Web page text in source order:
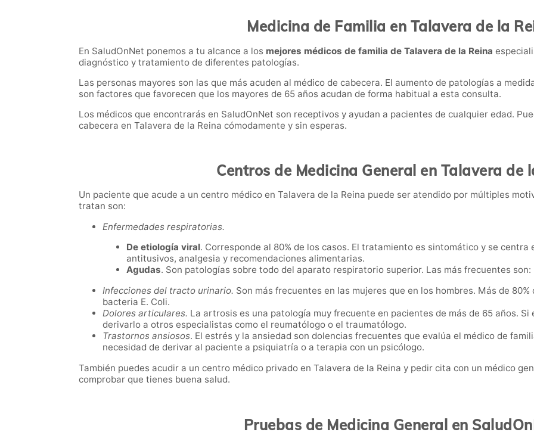
Medicina de Familia en Talavera de la
En SaludOnNet ponemos a tu alcance a los mejores médicos de familia de Talavera de la Reina
diagnóstico y tratamiento de diferentes patologías.
Las personas mayores son las que más acuden al médico de cabecera. El aumento de patologías a
son factores que favorecen que los mayores de 65 años acudan de forma habitual a esta consulta.
Los médicos que encontrarás en SaludOnNet son receptivos y ayudan a pacientes de cualquier edad.
cabecera en Talavera de la Reina cómodamente y sin esperas.
Centros de Medicina General en Talavera de
Un paciente que acude a un centro médico en Talavera de la Reina puede ser atendido por múltiples
tratan son:
Enfermedades respiratorias.
De etiología viral. Corresponde al 80% de los casos. El tratamiento es sintomático y se
antitusivos, analgesia y recomendaciones alimentarias.
Agudas. Son patologías sobre todo del aparato respiratorio superior. Las más frecuentes
Infecciones del tracto urinario. Son más frecuentes en las mujeres que en los hombres. Más de
bacteria E. Coli.
Dolores articulares. La artrosis es una patología muy frecuente en pacientes de más de 65 años.
derivarlo a otros especialistas como el reumatólogo o el traumatólogo.
Trastornos ansiosos. El estrés y la ansiedad son dolencias frecuentes que evalúa el médico de
necesidad de derivar al paciente a psiquiatría o a terapia con un psicólogo.
También puedes acudir a un centro médico privado en Talavera de la Reina y pedir cita con un médico
comprobar que tienes buena salud.
Pruebas de Medicina General en